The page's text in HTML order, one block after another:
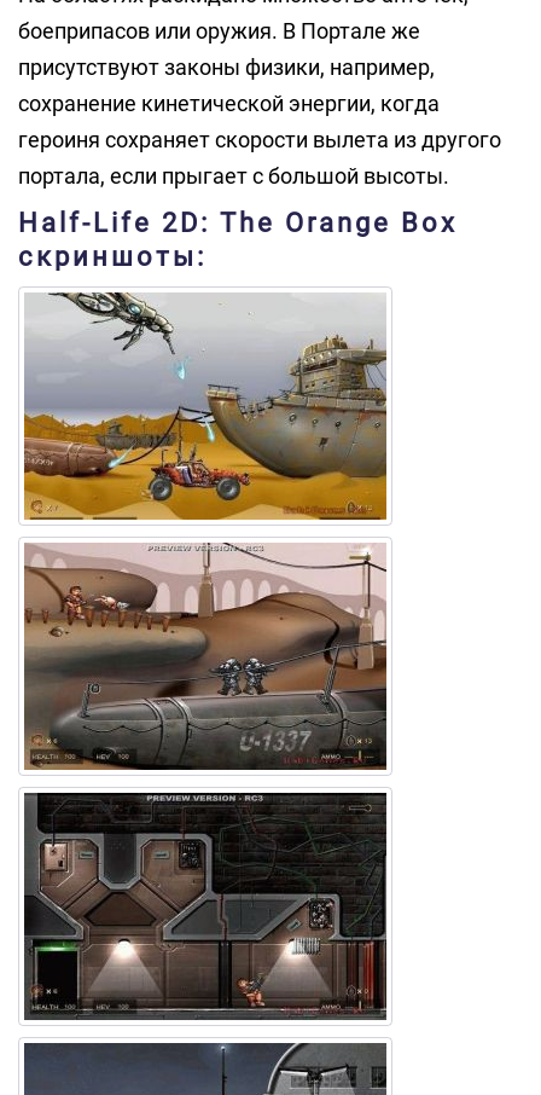
боеприпасов или оружия. В Портале же
присутствуют законы физики, например,
сохранение кинетической энергии, когда
героиня сохраняет скорости вылета из другого
портала, если прыгает с большой высоты.
Half-Life 2D: The Orange Box
скриншоты: